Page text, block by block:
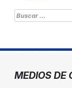
Buscar:
MEDIOS DE